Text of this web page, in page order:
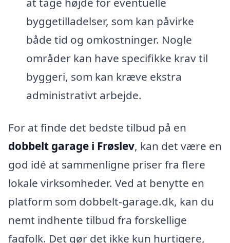
byggetilladelser, som kan påvirke
både tid og omkostninger. Nogle
områder kan have specifikke krav til
byggeri, som kan kræve ekstra
administrativt arbejde.
For at finde det bedste tilbud på en
dobbelt garage i Frøslev, kan det være en
god idé at sammenligne priser fra flere
lokale virksomheder. Ved at benytte en
platform som dobbelt-garage.dk, kan du
nemt indhente tilbud fra forskellige
fagfolk. Det gør det ikke kun hurtigere,